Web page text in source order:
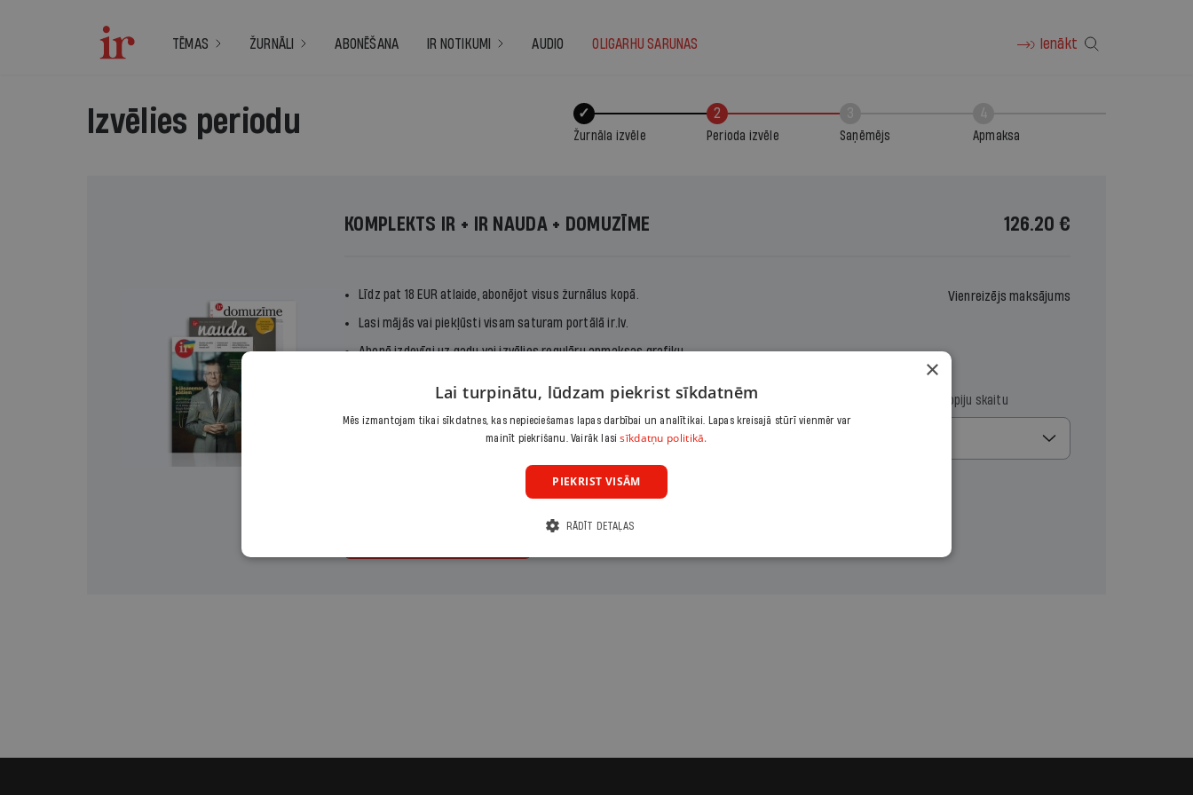
TĒMAS ŽURNĀLI ABONĒŠANA IR NOTIKUMI AUDIO OLIGARHU SARUNAS Ienākt
✓
Žurnāla izvēle
2
Perioda izvēle Saņēmējs Apmaksa
Izvēlies periodu
KOMPLEKTS IR + IR NAUDA + DOMUZĪME 126.20 €
Līdz pat 18 EUR atlaide, abonējot visus žurnālus kopā.
Lasi mājās vai piekļūsti visam saturam portālā ir.lv.
Abonē izdevīgi uz gadu vai izvēlies regulāru apmaksas grafiku.
Vienreizējs maksājums
Izvēlies maksājumu Izvēlies periodu
Gads
Izvēlies sākuma datumu Izvēlies kopiju skaitu
×
Lai turpinātu, lūdzam piekrist sīkdatnēm
Mēs izmantojam tikai sīkdatnes, kas nepieciešamas lapas darbībai un analītikai. Lapas kreisajā stūrī vienmēr var
mainīt piekrišanu. Vairāk lasisīkdatņu politikā.
PIEKRIST VISĀM
RĀDĪT DETAĻAS